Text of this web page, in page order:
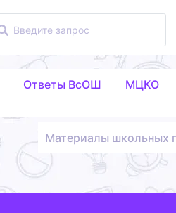
Ответы ВсОШ МЦКО
Материалы школьных